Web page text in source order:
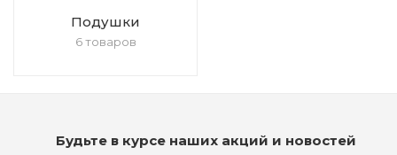
Подушки
6 товаров
Будьте в курсе наших акций и новостей